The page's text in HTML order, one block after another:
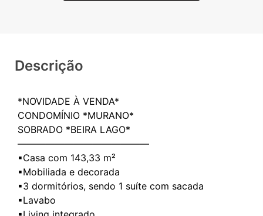
Descrição
*NOVIDADE À VENDA*
CONDOMÍNIO *MURANO*
SOBRADO *BEIRA LAGO*
——————————————
▪Casa com 143,33 m²
▪Mobiliada e decorada
▪3 dormitórios, sendo 1 suíte com sacada
▪Lavabo